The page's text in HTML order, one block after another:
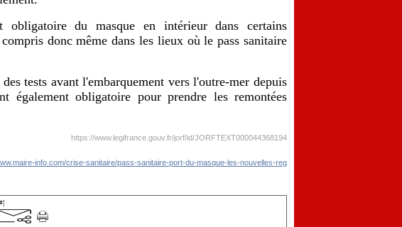
du masque en intérieur dans certains
donc même dans les lieux où le pass sanitaire
tests avant l'embarquement vers l'outre-mer depuis
également obligatoire pour prendre les remontées
https://www.legifrance.gouv.fr/jorf/id/JORFTEXT000044368194
info.com/crise-sanitaire/pass-sanitaire-port-du-masque-les-nouvelles-reg
]